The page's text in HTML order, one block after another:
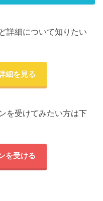
詳細について知りたい
細を見る
を受けてみたい方は下
を受ける